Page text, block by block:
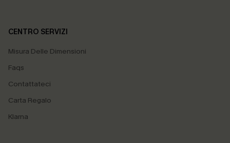
CENTRO SERVIZI
Misura Delle Dimensioni
Faqs
Contattateci
Carta Regalo
Klarna